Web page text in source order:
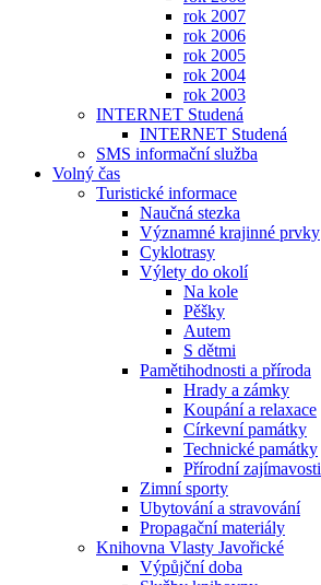
rok 2007
rok 2006
rok 2005
rok 2004
rok 2003
INTERNET Studená
INTERNET Studená
SMS informační služba
Volný čas
Turistické informace
Naučná stezka
Významné krajinné prvky
Cyklotrasy
Výlety do okolí
Na kole
Pěšky
Autem
S dětmi
Pamětihodnosti a příroda
Hrady a zámky
Koupání a relaxace
Církevní památky
Technické památky
Přírodní zajímavosti
Zimní sporty
Ubytování a stravování
Propagační materiály
Knihovna Vlasty Javořické
Výpůjční doba